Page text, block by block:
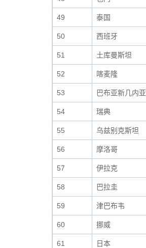
49 泰国
50 西班牙
51 土库曼斯坦
52 喀麦隆
53 巴布亚新几内亚
54 瑞典
55 乌兹别克斯坦
56 摩洛哥
57 伊拉克
58 巴拉圭
59 津巴布韦
60 挪威
61 日本